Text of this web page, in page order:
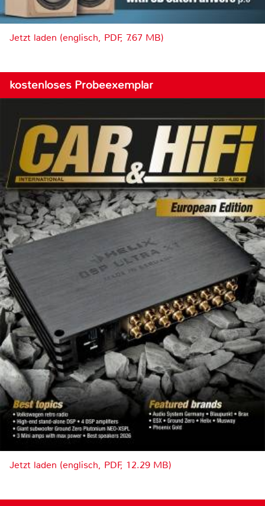
Jetzt laden (englisch, PDF, 7.67 MB)
kostenloses Probeexemplar
Jetzt laden (englisch, PDF, 12.29 MB)